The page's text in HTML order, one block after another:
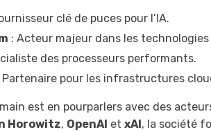
clé de puces pour l’IA.
: Acteur majeur dans les technologies
des processeurs performants.
Partenaire pour les infrastructures
est en pourparlers avec des
Horowitz, OpenAI et xAI , la société
It looks